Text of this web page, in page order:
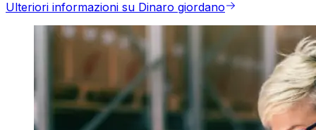
Ulteriori informazioni su Dinaro giordano